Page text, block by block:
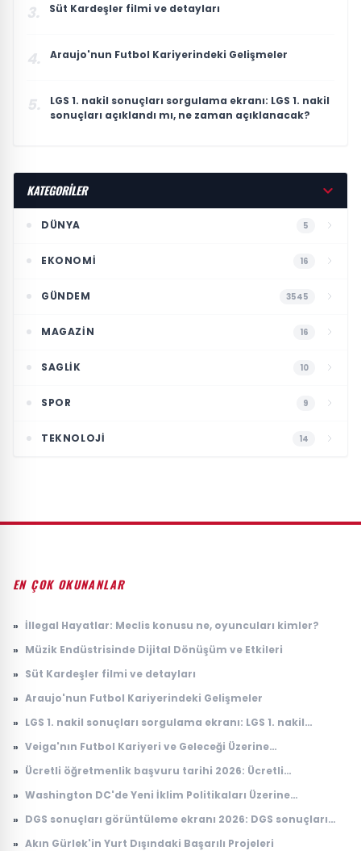
3. Süt Kardeşler filmi ve detayları
4. Araujo'nun Futbol Kariyerindeki Gelişmeler
5.
LGS 1. nakil sonuçları sorgulama ekranı: LGS 1. nakil
sonuçları açıklandı mı, ne zaman açıklanacak?
KATEGORİLER
DÜNYA 5
EKONOMI 16
GÜNDEM 3545
MAGAZIN 16
SAGLIK 10
SPOR 9
TEKNOLOJI 14
EN ÇOK OKUNANLAR
» İllegal Hayatlar: Meclis konusu ne, oyuncuları kimler?
» Müzik Endüstrisinde Dijital Dönüşüm ve Etkileri
» Süt Kardeşler filmi ve detayları
» Araujo'nun Futbol Kariyerindeki Gelişmeler
» LGS 1. nakil sonuçları sorgulama ekranı: LGS 1. nakil
» Veiga'nın Futbol Kariyeri ve Geleceği Üzerine
» Ücretli öğretmenlik başvuru tarihi 2026: Ücretli
» Washington DC'de Yeni İklim Politikaları Üzerine
» DGS sonuçları görüntüleme ekranı 2026: DGS sonuçları
» Akın Gürlek'in Yurt Dışındaki Başarılı Projeleri